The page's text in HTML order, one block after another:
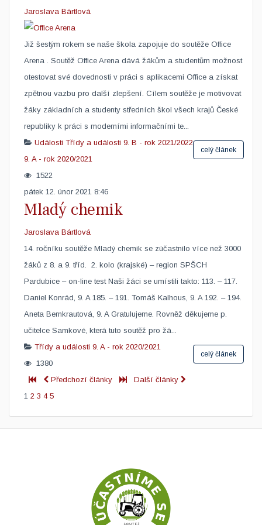
Jaroslava Bártlová
Již šestým rokem se naše škola zapojuje do soutěže Office
Arena . Soutěž Office Arena dává žákům a studentům možnost
otestovat své dovednosti v práci s aplikacemi Office a získat
zpětnou vazbu pro další zlepšení. Cílem soutěže je motivovat
žáky základních a studenty středních škol všech krajů České
republiky k práci s moderními informačními te...
celý článek
Události Třídy a události 9. B - rok 2021/2022
9. A - rok 2020/2021
1522
pátek 12. únor 2021 8:46
Mladý chemik
Jaroslava Bártlová
14. ročníku soutěže Mladý chemik se zúčastnilo více než 3000
žáků z 8. a 9. tříd. 2. kolo (krajské) – region SPŠCH
Pardubice – on-line test Naši žáci se umístili takto: 113. – 117.
Daniel Konrád, 9. A 185. – 191. Tomáš Kalhous, 9. A 192. – 194.
Aneta Bernkrautová, 9. A Gratulujeme. Rovněž děkujeme p.
učitelce Samkové, která tuto soutěž pro žá...
celý článek
Třídy a události 9. A - rok 2020/2021
1380
Předchozí články
Další články
1 2 3 4 5